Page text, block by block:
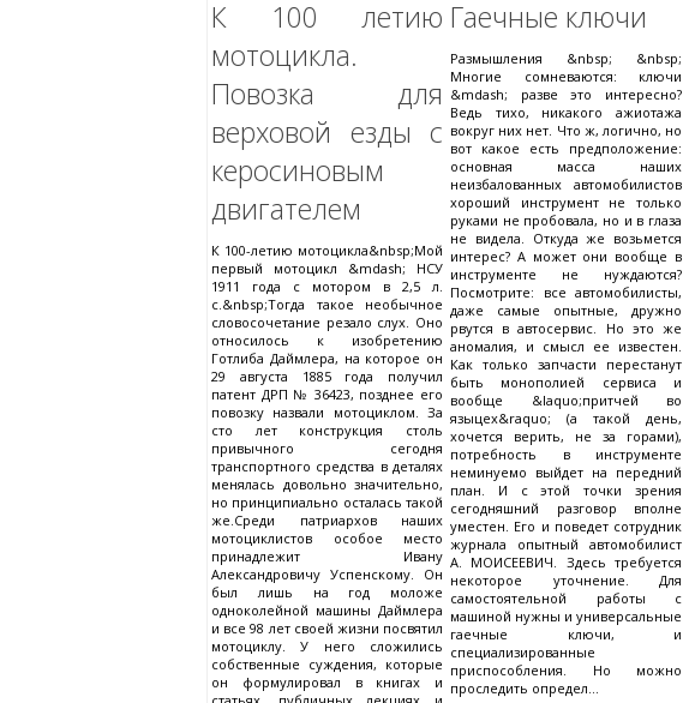
К 100 летию
мотоцикла.
Повозка для
верховой езды с
керосиновым
двигателем
К 100-летию мотоцикла&nbsp;Мой
первый мотоцикл &mdash; НСУ
1911 года с мотором в 2,5 л.
с.&nbsp;Тогда такое необычное
словосочетание резало слух. Оно
относилось к изобретению
Готлиба Даймлера, на которое он
29 августа 1885 года получил
патент ДРП № 36423, позднее его
повозку назвали мотоциклом. За
сто лет конструкция столь
привычного сегодня
транспортного средства в деталях
менялась довольно значительно,
но принципиально осталась такой
же.Среди патриархов наших
мотоциклистов особое место
принадлежит Ивану
Александровичу Успенскому. Он
был лишь на год моложе
одноколейной машины Даймлера
и все 98 лет своей жизни посвятил
мотоциклу. У него сложились
собственные суждения, которые
он формулировал в книгах и
Гаечные ключи
Размышления &nbsp; &nbsp;
Многие сомневаются: ключи
&mdash; разве это интересно?
Ведь тихо, никакого ажиотажа
вокруг них нет. Что ж, логично, но
вот какое есть предположение:
основная масса наших
неизбалованных автомобилистов
хороший инструмент не только
руками не пробовала, но и в глаза
не видела. Откуда же возьмется
интерес? А может они вообще в
инструменте не нуждаются?
Посмотрите: все автомобилисты,
даже самые опытные, дружно
рвутся в автосервис. Но это же
аномалия, и смысл ее известен.
Как только запчасти перестанут
быть монополией сервиса и
вообще &laquo;притчей во
языцех&raquo; (а такой день,
хочется верить, не за горами),
потребность в инструменте
неминуемо выйдет на передний
план. И с этой точки зрения
сегодняшний разговор вполне
уместен. Его и поведет сотрудник
журнала опытный автомобилист
А. МОИСЕЕВИЧ. Здесь требуется
некоторое уточнение. Для
самостоятельной работы с
машиной нужны и универсальные
гаечные ключи, и
специализированные
приспособления. Но можно
проследить определ...